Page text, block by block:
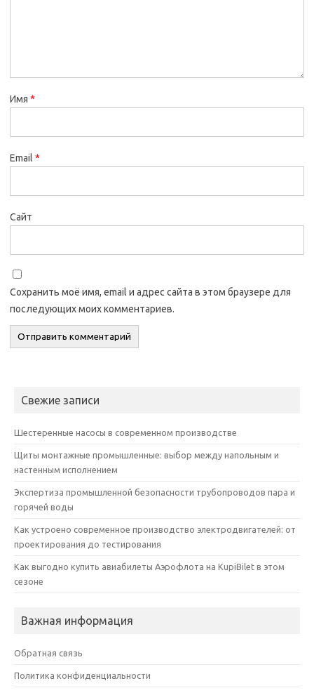
Имя *
Email *
Сайт
Сохранить моё имя, email и адрес сайта в этом браузере для
последующих моих комментариев.
Свежие записи
Шестеренные насосы в современном производстве
Щиты монтажные промышленные: выбор между напольным и
настенным исполнением
Экспертиза промышленной безопасности трубопроводов пара и
горячей воды
Как устроено современное производство электродвигателей: от
проектирования до тестирования
Как выгодно купить авиабилеты Аэрофлота на KupiBilet в этом
сезоне
Важная информация
Обратная связь
Политика конфиденциальности